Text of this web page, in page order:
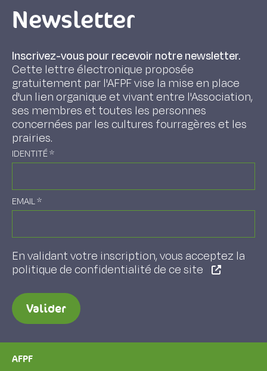
Newsletter
Inscrivez-vous pour recevoir notre newsletter.
Cette lettre électronique proposée
gratuitement par l'AFPF vise la mise en place
d'un lien organique et vivant entre l'Association,
ses membres et toutes les personnes
concernées par les cultures fourragères et les
prairies.
IDENTITÉ*
EMAIL*
En validant votre inscription, vous acceptez la
politique de confidentialité de ce site
Valider
AFPF